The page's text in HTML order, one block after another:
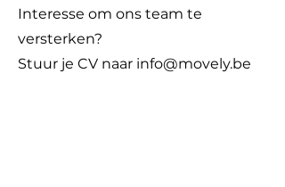
Interesse om ons team te
versterken?
Stuur je CV naar info@movely.be